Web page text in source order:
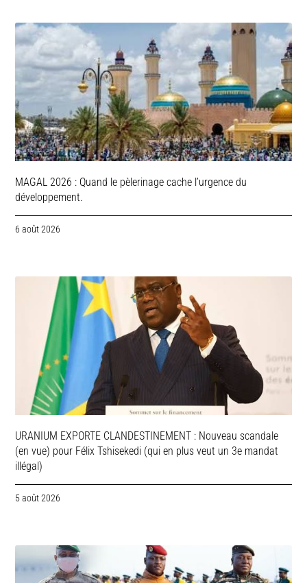
MAGAL 2026 : Quand le pèlerinage cache l’urgence du
développement.
6 août 2026
URANIUM EXPORTE CLANDESTINEMENT : Nouveau scandale
(en vue) pour Félix Tshisekedi (qui en plus veut un 3e mandat
illégal)
5 août 2026